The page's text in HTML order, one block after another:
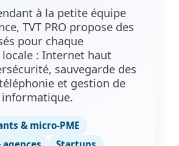
à la petite équipe
TVT PRO propose des
pour chaque
: Internet haut
sauvegarde des
et gestion de
& micro‑PME